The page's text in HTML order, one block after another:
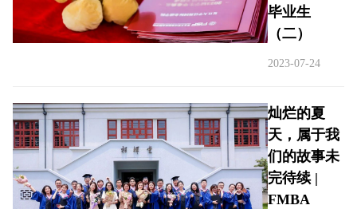
毕业生
（二）
2023-07-24
灿烂的夏
天，属于我
们的故事未
完待续 |
FMBA